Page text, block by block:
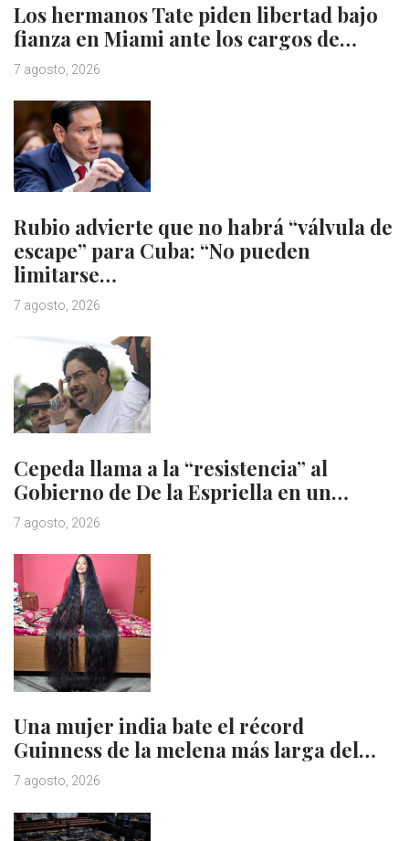
Los hermanos Tate piden libertad bajo
fianza en Miami ante los cargos de…
7 agosto, 2026
Rubio advierte que no habrá “válvula de
escape” para Cuba: “No pueden
limitarse…
7 agosto, 2026
Cepeda llama a la “resistencia” al
Gobierno de De la Espriella en un…
7 agosto, 2026
Una mujer india bate el récord
Guinness de la melena más larga del…
7 agosto, 2026